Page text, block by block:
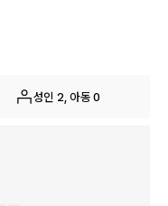
성인 2, 아동 0